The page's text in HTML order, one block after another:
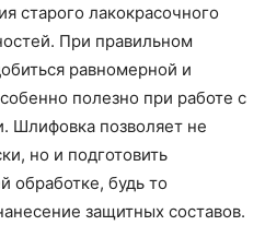
старого лакокрасочного
При правильном
равномерной и
полезно при работе с
Шлифовка позволяет не
но и подготовить
обработке, будь то
защитных составов.